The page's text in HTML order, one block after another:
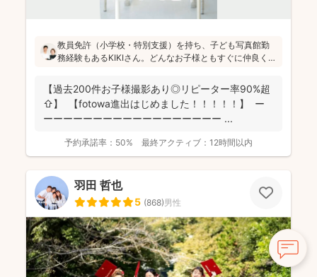
教員免許（小学校・特別支援）を持ち、子ども写真館勤
務経験もあるKIKIさん。どんなお子様ともすぐに仲良くな
を引き出し、日々成長している大切な瞬間を写真に記録
することを大切にされています(^^)
【過去200件お子様撮影あり◎リピーター率90%超
⇧】 【fotowa進出はじめました！！！！！】 ー
ーーーーーーーーーーーーーーーーーー ...
予約承諾率： 50% 最終アクティブ： 12時間以内
羽田 哲也
5 (868)男性